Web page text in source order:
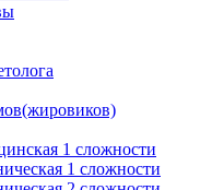
1 сложности
1 сложности